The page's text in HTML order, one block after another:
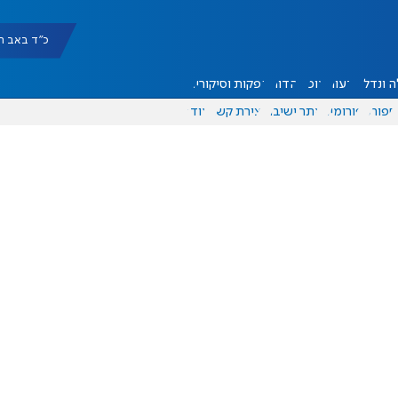
כ"ד באב תשפ"ו
ונדל"ן דעות אוכל יהדות הפקות וסיקורים
ספורט פורומים אתר ישיבה יצירת קשר עוד